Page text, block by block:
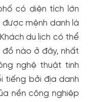
có diện tích lớn
mệnh danh là
du lịch có thể
nào ở đây, nhất
nghệ thuật tinh
tiếng bởi địa danh
nền công nghiệp